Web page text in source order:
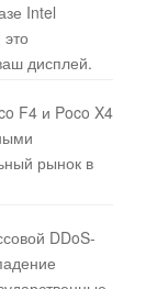
Intel
дисплей.
F4 и Poco X4
рынок в
DDoS-